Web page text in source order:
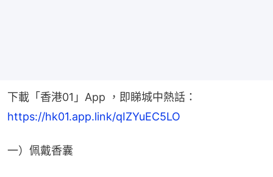
下載「香港01」App ，即睇城中熱話：
https://hk01.app.link/qIZYuEC5LO
一）佩戴香囊